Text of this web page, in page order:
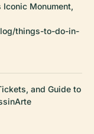
Monument,
things-to-do-in-
and Guide to